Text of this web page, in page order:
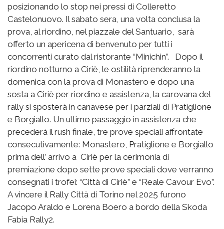
posizionando lo stop nei pressi di Colleretto
Castelonuovo. Il sabato sera, una volta conclusa la
prova, al riordino, nel piazzale del Santuario, sarà
offerto un apericena di benvenuto per tutti i
concorrenti curato dal ristorante “Minichin”. Dopo il
riordino notturno a Ciriè, le ostilità riprenderanno la
domenica con la prova di Monastero e dopo una
sosta a Ciriè per riordino e assistenza, la carovana del
rally si sposterà in canavese per i parziali di Pratiglione
e Borgiallo. Un ultimo passaggio in assistenza che
precederà il rush finale, tre prove speciali affrontate
consecutivamente: Monastero, Pratiglione e Borgiallo
prima dell’ arrivo a Ciriè per la cerimonia di
premiazione dopo sette prove speciali dove verranno
consegnati i trofei: “Città di Ciriè” e “Reale Cavour Evo”.
A vincere il Rally Città di Torino nel 2025 furono
Jacopo Araldo e Lorena Boero a bordo della Skoda
Fabia Rally2.